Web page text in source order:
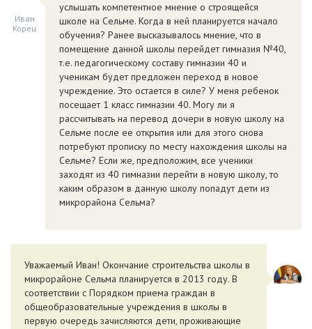
Иван
Корец
услышать компетентное мнение о строящейся
школе на Сельме. Когда в ней планируется начало
обучения? Ранее высказывалось мнение, что в
помещение данной школы перейдет гимназия №40,
т.е. педагогическому составу гимназии 40 и
ученикам будет предложен переход в новое
учреждение. Это остается в силе? У меня ребенок
посещает 1 класс гимназии 40. Могу ли я
рассчитывать на перевод дочери в новую школу на
Сельме после ее открытия или для этого снова
потребуют прописку по месту нахождения школы на
Сельме? Если же, предположим, все ученики
заходят из 40 гимназии перейти в новую школу, то
каким образом в данную школу попадут дети из
микрорайона Сельма?
Уважаемый Иван! Окончание строительства школы в
микрорайоне Сельма планируется в 2013 году. В
соответствии с Порядком приема граждан в
общеобразовательные учреждения в школы в
первую очередь зачисляются дети, проживающие